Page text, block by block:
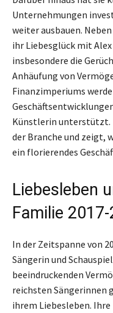
Unternehmungen
weiter ausbauen.
ihr Liebesglück mit
insbesondere die
Anhäufung von
Finanzimperiums
Künstlerin unterstützt.
der Branche und zeigt,
ein florierendes
Liebesleben
Familie 2017-
In der Zeitspanne von
Sängerin und
beeindruckenden
reichsten Sängerinnen
ihrem Liebesleben.